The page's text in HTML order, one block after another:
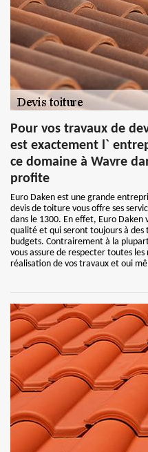
Pour vos travaux de
est exactement l`
ce domaine à Wavre
profite
Euro Daken est une grande
devis de toiture vous offre ses
dans le 1300. En effet, Euro Daken
qualité et qui seront toujours à des
budgets. Contrairement à la
vous assure de respecter toutes
réalisation de vos travaux et oui